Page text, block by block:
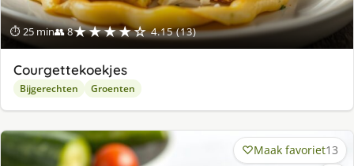
⏱ 25 min👥 8★★★★☆ 4.15 (13)
Courgettekoekjes
Bijgerechten Groenten
Maak favoriet13